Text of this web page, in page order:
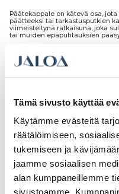
Tämä sivusto käyttää
Käytämme evästeitä
räätälöimiseen,
tukemiseen ja
jaamme sosiaalisen
alan kumppaneillemme
Päätekappale on kätevä osa,
päätteeksi tai tarkastusputkien
viimeisteltynä ratkaisuna, joka
tai muiden epäpuhtauksien
Tutustu